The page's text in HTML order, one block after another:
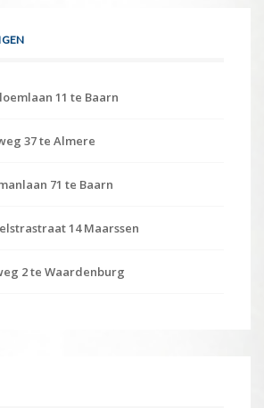
11 te Baarn
37 te Almere
71 te Baarn
14 Maarssen
2 te Waardenburg